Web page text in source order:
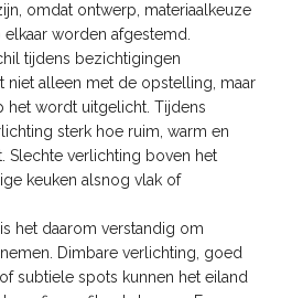
omdat ontwerp, materiaalkeuze
worden afgestemd.
tijdens bezichtigingen
niet alleen met de opstelling, maar
het wordt uitgelicht. Tijdens
sterk hoe ruim, warm en
Slechte verlichting boven het
keuken alsnog vlak of
het daarom verstandig om
Dimbare verlichting, goed
subtiele spots kunnen het eiland